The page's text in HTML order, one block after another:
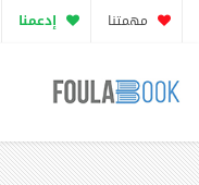
مهمتنا إدعمنا